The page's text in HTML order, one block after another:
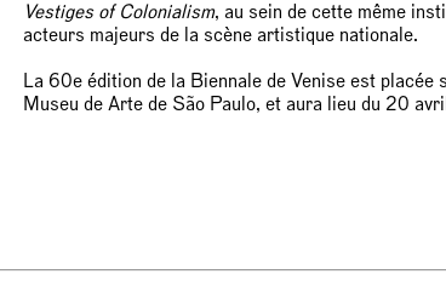
Vestiges of Colonialism, au sein de cette même
acteurs majeurs de la scène artistique nationale.
La 60e édition de la Biennale de Venise est
Museu de Arte de São Paulo, et aura lieu du 20